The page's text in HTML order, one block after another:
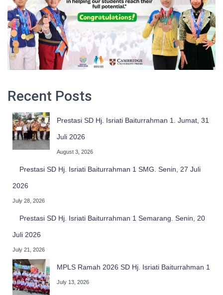
Recent Posts
Prestasi SD Hj. Isriati Baiturrahman 1. Jumat, 31
Juli 2026
August 3, 2026
Prestasi SD Hj. Isriati Baiturrahman 1 SMG. Senin, 27 Juli
2026
July 28, 2026
Prestasi SD Hj. Isriati Baiturrahman 1 Semarang. Senin, 20
Juli 2026
July 21, 2026
MPLS Ramah 2026 SD Hj. Isriati Baiturrahman 1
July 13, 2026